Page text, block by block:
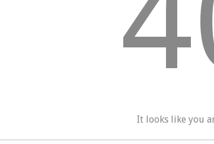
It looks like you